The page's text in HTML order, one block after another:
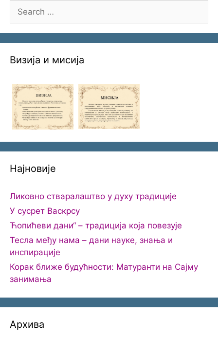
for:
Визија и мисија
Најновије
Ликовно стваралаштво у духу традиције
У сусрет Васкрсу
Ћопићеви дани“ – традиција која повезује
Тесла међу нама – дани науке, знања и
инспирације
Корак ближе будућности: Матуранти на Сајму
занимања
Архива